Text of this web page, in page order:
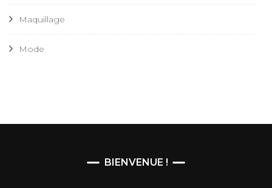
Maquillage
Mode
BIENVENUE !